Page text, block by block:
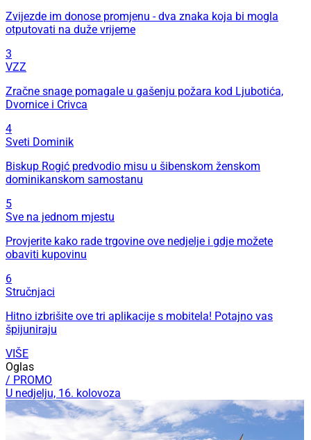
Zvijezde im donose promjenu - dva znaka koja bi mogla
otputovati na duže vrijeme
3
VZZ
Zračne snage pomagale u gašenju požara kod Ljubotića,
Dvornice i Crivca
4
Sveti Dominik
Biskup Rogić predvodio misu u šibenskom ženskom
dominikanskom samostanu
5
Sve na jednom mjestu
Provjerite kako rade trgovine ove nedjelje i gdje možete
obaviti kupovinu
6
Stručnjaci
Hitno izbrišite ove tri aplikacije s mobitela! Potajno vas
špijuniraju
VIŠE
Oglas
/ PROMO
U nedjelju, 16. kolovoza